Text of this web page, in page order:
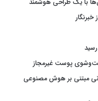
پوست غیرمجاز
مبتنی بر هوش مصنوعی